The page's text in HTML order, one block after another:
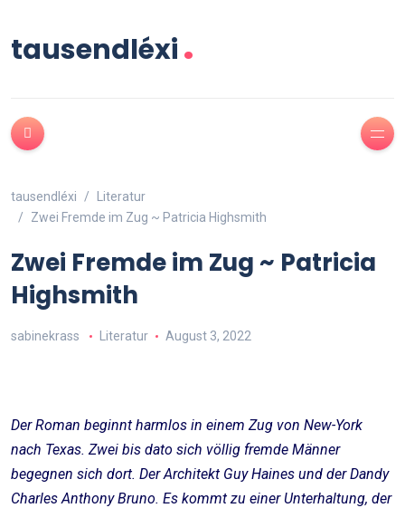
tausendléxi.
tausendléxi
Literatur
Zwei Fremde im Zug ~ Patricia Highsmith
Zwei Fremde im Zug ~ Patricia
Highsmith
sabinekrass Literatur August 3, 2022
Der Roman beginnt harmlos in einem Zug von New-York
nach Texas. Zwei bis dato sich völlig fremde Männer
begegnen sich dort. Der Architekt Guy Haines und der Dandy
Charles Anthony Bruno. Es kommt zu einer Unterhaltung, der